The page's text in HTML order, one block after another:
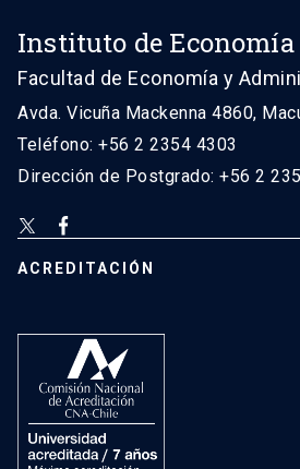
Instituto de Economía
Facultad de Economía y
Avda. Vicuña Mackenna 4860,
Teléfono: +56 2 2354 4303
Dirección de Postgrado: +56 2
ACREDITACIÓN